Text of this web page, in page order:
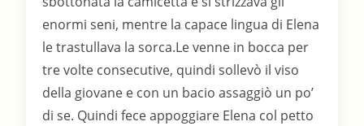
enormi seni, mentre la capace lingua di Elena
le trastullava la sorca.Le venne in bocca per
tre volte consecutive, quindi sollevò il viso
della giovane e con un bacio assaggiò un po’
di se. Quindi fece appoggiare Elena col petto